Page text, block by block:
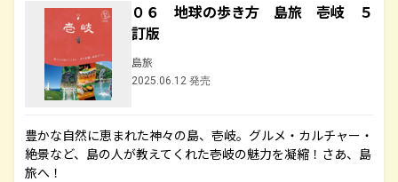
０６ 地球の歩き方 島旅 壱岐 ５
訂版
島旅
2025.06.12 発売
豊かな自然に恵まれた神々の島、壱岐。グルメ・カルチャー・
絶景など、島の人が教えてくれた壱岐の魅力を凝縮！さあ、島
旅へ！